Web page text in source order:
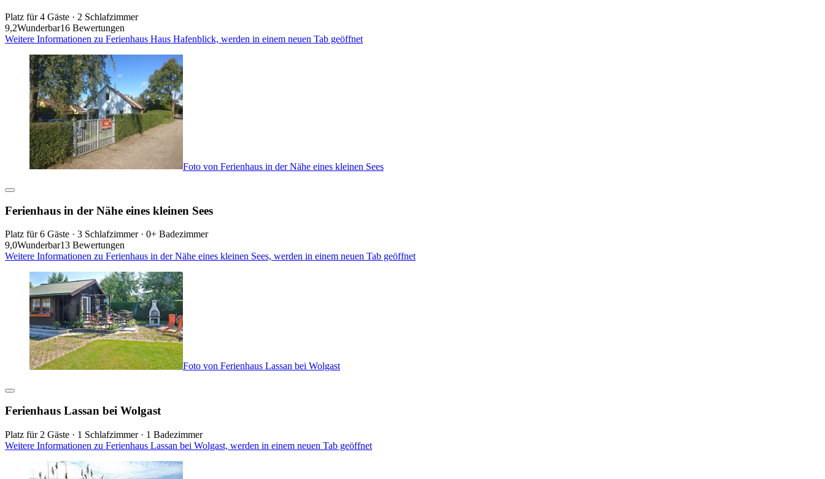
Platz für 4 Gäste · 2 Schlafzimmer
9,2Wunderbar16 Bewertungen
Weitere Informationen zu Ferienhaus Haus Hafenblick, werden in einem neuen Tab geöffnet
Foto von Ferienhaus in der Nähe eines kleinen Sees
Ferienhaus in der Nähe eines kleinen Sees
Platz für 6 Gäste · 3 Schlafzimmer · 0+ Badezimmer
9,0Wunderbar13 Bewertungen
Weitere Informationen zu Ferienhaus in der Nähe eines kleinen Sees, werden in einem neuen Tab geöffnet
Foto von Ferienhaus Lassan bei Wolgast
Ferienhaus Lassan bei Wolgast
Platz für 2 Gäste · 1 Schlafzimmer · 1 Badezimmer
Weitere Informationen zu Ferienhaus Lassan bei Wolgast, werden in einem neuen Tab geöffnet